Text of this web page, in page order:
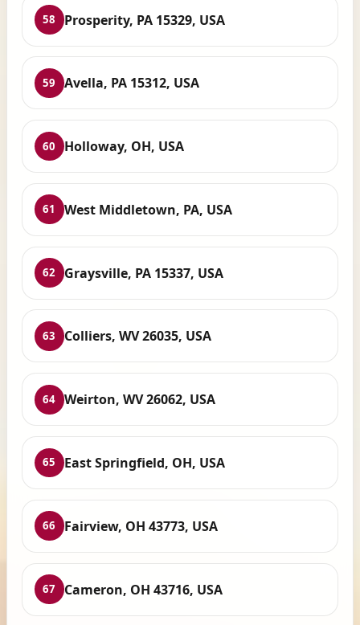
58 Prosperity, PA 15329, USA
59 Avella, PA 15312, USA
60 Holloway, OH, USA
61 West Middletown, PA, USA
62 Graysville, PA 15337, USA
63 Colliers, WV 26035, USA
64 Weirton, WV 26062, USA
65 East Springfield, OH, USA
66 Fairview, OH 43773, USA
67 Cameron, OH 43716, USA